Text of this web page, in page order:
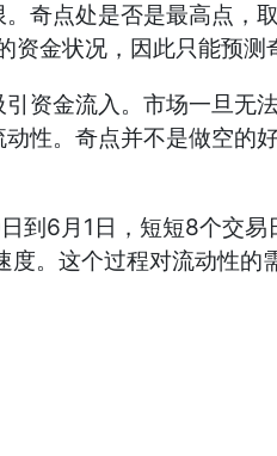
点处是否是最高点，
金状况，因此只能预测
金流入。市场一旦无
性。奇点并不是做空的
6月1日，短短8个交易
。这个过程对流动性的